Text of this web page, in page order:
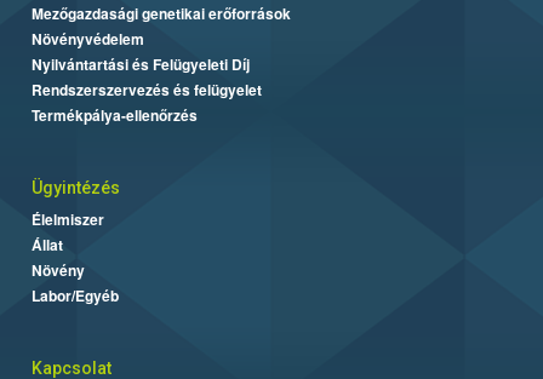
Mezőgazdasági genetikai erőforrások
Növényvédelem
Nyilvántartási és Felügyeleti Díj
Rendszerszervezés és felügyelet
Termékpálya-ellenőrzés
Ügyintézés
Élelmiszer
Állat
Növény
Labor/Egyéb
Kapcsolat